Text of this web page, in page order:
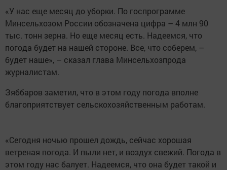
«У нас еще месяц до уборки. По госпрограмме
Минсельхозом России обозначена цифра – 4 млн 90
тыс. тонн зерна. Но еще месяц есть. Надеемся, что
погода будет на нашей стороне. Все, что соберем, –
будет наше», – сказал глава Минсельхозпрода
журналистам.
Зяббаров заметил, что в этом году погода вполне
благоприятствует сельскохозяйственным работам.
«Сегодня ночью прошел дождь, сейчас хорошая
ветреная погода. И пыли нет, и воздух свежий. Погода в
этом году нас балует. Надеемся, что она будет такой и